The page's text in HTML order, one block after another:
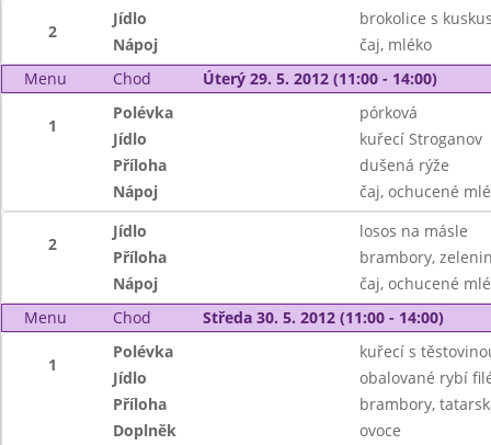
2
Jídlo
brokolice s
Nápoj
čaj, mléko
Menu
Chod Úterý 29. 5. 2012 (11:00 - 14:00)
1
Polévka
pórková
Jídlo
kuřecí Stroganov
Příloha
dušená rýže
Nápoj
čaj, ochucené
2
Jídlo
losos na másle
Příloha
brambory,
Nápoj
čaj, ochucené
Menu
Chod Středa 30. 5. 2012 (11:00 - 14:00)
1
Polévka
kuřecí s
Jídlo
obalované rybí
Příloha
brambory,
Doplněk
ovoce